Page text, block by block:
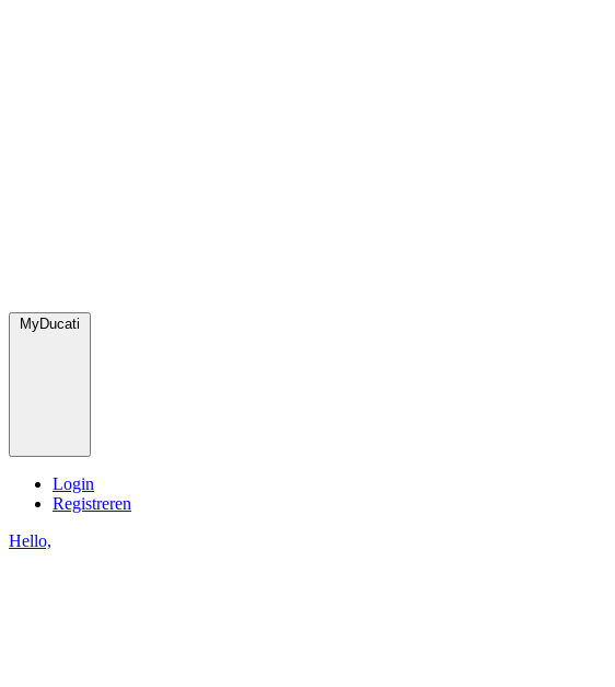
MyDucati
Login
Registreren
Hello,